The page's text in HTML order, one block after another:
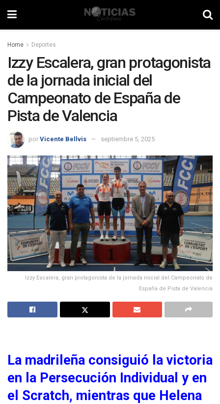
Home Deportes
Izzy Escalera, gran protagonista
de la jornada inicial del
Campeonato de España de
Pista de Valencia
por Vicente Bellvis septiembre 5, 2025
Izzy Escalera, gran protagonista de la jornada inicial del Campeonato de
España de Pista de Valencia
La madrileña consiguió la victoria
en la Persecución Individual y en
el Scratch, mientras que Helena